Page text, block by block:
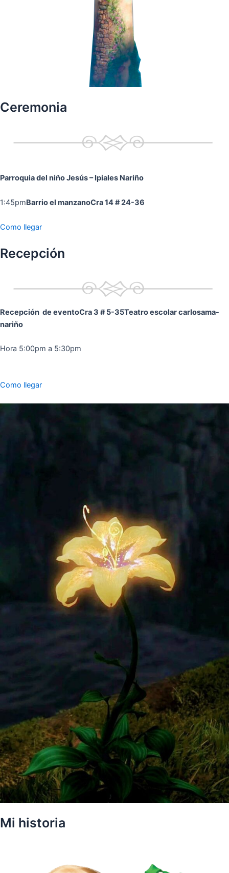
Ceremonia
Parroquia del niño Jesús– Ipiales Nariño
1:45pmBarrio el manzanoCra 14 # 24-36
Como llegar
Recepción
Recepción de eventoCra 3 # 5-35Teatro escolar carlosama-
nariño
Hora 5:00pm a 5:30pm
Como llegar
Mi historia